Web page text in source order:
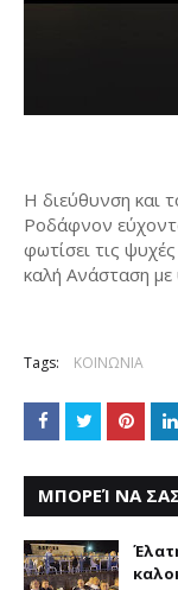
Η διεύθυνση και
Ροδάφνον
φωτίσει τις
καλή Ανάσταση με
Tags: ΚΟΙΝΩΝΙΑ
ΜΠΟΡΕΊ ΝΑ